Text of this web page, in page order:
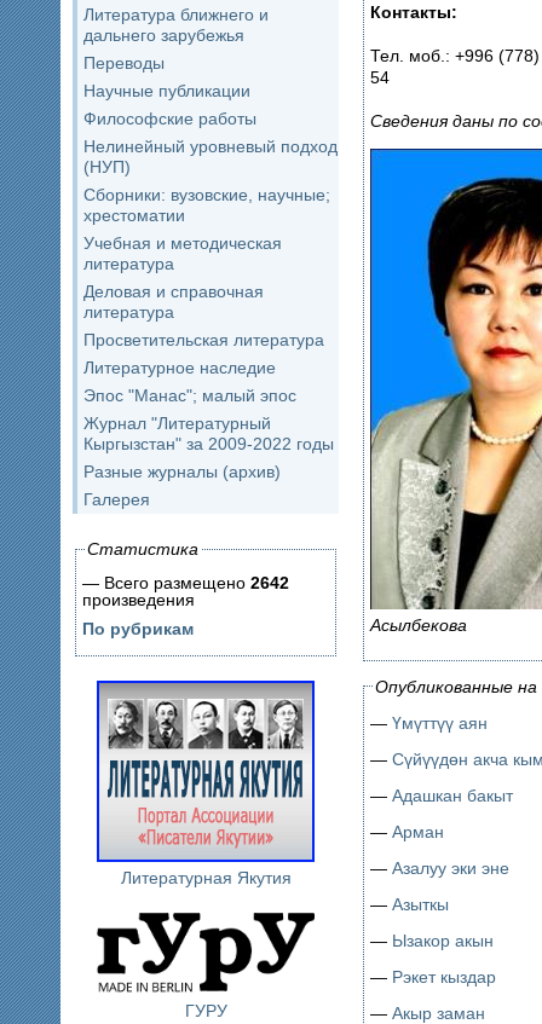
Литература ближнего и
дальнего зарубежья
Переводы
Научные публикации
Философские работы
Нелинейный уровневый подход
(НУП)
Сборники: вузовские, научные;
хрестоматии
Учебная и методическая
литература
Деловая и справочная
литература
Просветительская литература
Литературное наследие
Эпос "Манас"; малый эпос
Журнал "Литературный
Кыргызстан" за 2009-2022 годы
Разные журналы (архив)
Галерея
Статистика
— Всего размещено 2642
произведения
По рубрикам
Литературная Якутия
ГУРУ
Контакты:
Тел. моб.: +996
54
Сведения даны по
Асылбекова
Опубликованные
— Үмүттүү аян
— Сүйүүдөн акча
— Адашкан бакыт
— Арман
— Азалуу эки эне
— Азыткы
— Ызакор акын
— Рэкет кыздар
— Акыр заман